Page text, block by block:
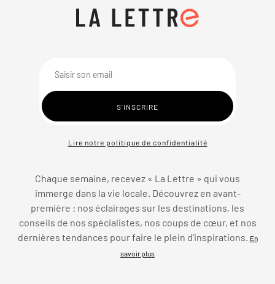
Lire notre politique de confidentialité
Chaque semaine, recevez « La Lettre » qui vous
immerge dans la vie locale. Découvrez en avant-
première : nos éclairages sur les destinations, les
conseils de nos spécialistes, nos coups de cœur, et nos
dernières tendances pour faire le plein d’inspirations.
En
savoir plus